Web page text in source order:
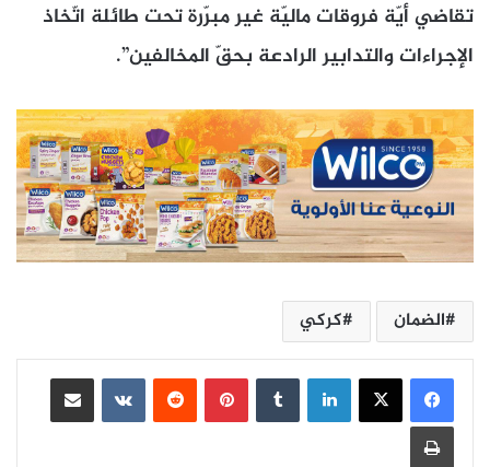
تقاضي أيّة فروقات ماليّة غير مبرّرة تحت طائلة اتّخاذ
الإجراءات والتدابير الرادعة بحقّ المخالفين”.
الضمان كركي
لينكدإن بينتيريست
مشاركة عبر البريد
طباعة